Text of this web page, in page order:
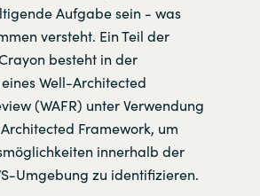
Aufgabe sein - was
versteht. Ein Teil der
besteht in der
Well-Architected
(WAFR) unter Verwendung
Framework, um
innerhalb der
Umgebung zu identifizieren.